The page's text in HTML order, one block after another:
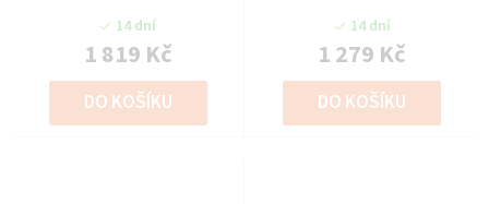
14 dní
1 819 Kč
DO KOŠÍKU
14 dní
1 279 Kč
DO KOŠÍKU